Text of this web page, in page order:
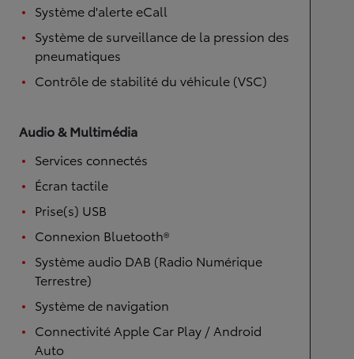
Système d'alerte eCall
Système de surveillance de la pression des
pneumatiques
Contrôle de stabilité du véhicule (VSC)
Audio & Multimédia
Services connectés
Écran tactile
Prise(s) USB
Connexion Bluetooth®
Système audio DAB (Radio Numérique
Terrestre)
Système de navigation
Connectivité Apple Car Play / Android
Auto